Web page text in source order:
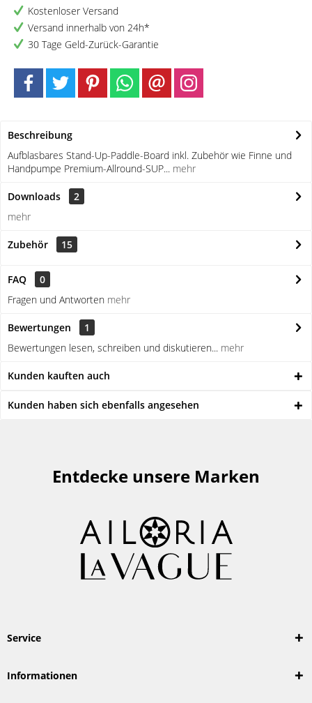
Kostenloser Versand
Versand innerhalb von 24h*
30 Tage Geld-Zurück-Garantie
Beschreibung
Aufblasbares Stand-Up-Paddle-Board inkl. Zubehör wie Finne und
Handpumpe Premium-Allround-SUP... mehr
Downloads
2
mehr
Zubehör 15
FAQ
0
Fragen und Antworten mehr
Bewertungen
1
Bewertungen lesen, schreiben und diskutieren... mehr
Kunden kauften auch
Kunden haben sich ebenfalls angesehen
Entdecke unsere Marken
Service
Informationen